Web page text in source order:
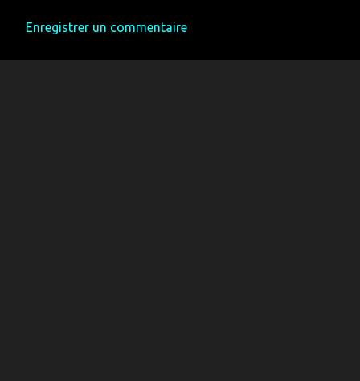
Enregistrer un commentaire